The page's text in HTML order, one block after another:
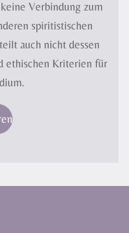
Verbindung zum
spiritistischen
auch nicht dessen
ethischen Kriterien für